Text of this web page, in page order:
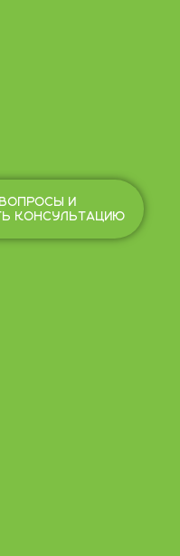
И
КОНСУЛЬТАЦИЮ